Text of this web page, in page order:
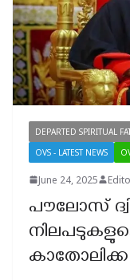
DEPARTED SPIRITUAL
OVS - LATEST NEWS
June 24, 2025
പൗലോസ്